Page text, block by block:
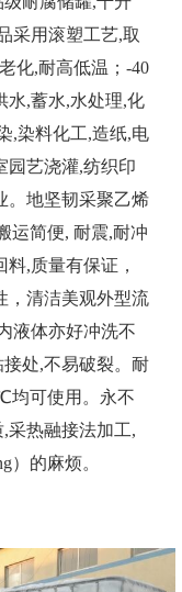
采用滚塑工艺,取
化,耐高低温；-40
水,蓄水,水处理,化
,染料化工,造纸,电
园艺浇灌,纺织印
。地坚韧采聚乙烯
运简便, 耐震,耐冲
,质量有保证，
，清洁美观外型流
液体亦好冲洗不
处,不易破裂。耐
均可使用。永不
采热融接法加工,
）的麻烦。